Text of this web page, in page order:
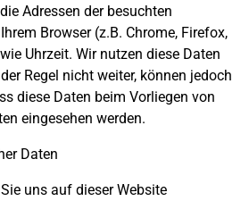
Adressen der besuchten
Browser (z.B. Chrome, Firefox,
Uhrzeit. Wir nutzen diese Daten
Regel nicht weiter, können jedoch
diese Daten beim Vorliegen von
eingesehen werden.
Daten
uns auf dieser Website